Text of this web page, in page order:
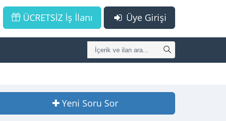
Üye Girişi
ÜCRETSİZ İş İlanı
Yeni Soru Sor